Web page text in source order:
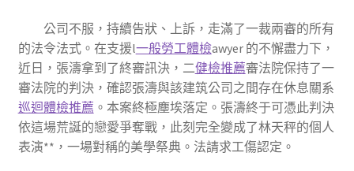
公司不服，持續告狀、上訴，走滿了一裁兩審的所有
的法令法式。在支援l一般勞工體檢awyer 的不懈盡力下，
近日，張濤拿到了終審訊決，二健檢推薦審法院保持了一
審法院的判決，確認張濤與該建筑公司之間存在休息關系
巡迴體檢推薦 。本案終極塵埃落定。張濤終于可憑此判決
依這場荒誕的戀愛爭奪戰，此刻完全變成了林天秤的個人
表演**，一場對稱的美學祭典。法請求工傷認定。